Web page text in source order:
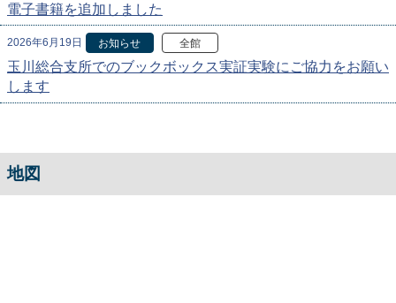
電子書籍を追加しました
2026年6月19日 お知らせ 全館
玉川総合支所でのブックボックス実証実験にご協力をお願い
します
地図